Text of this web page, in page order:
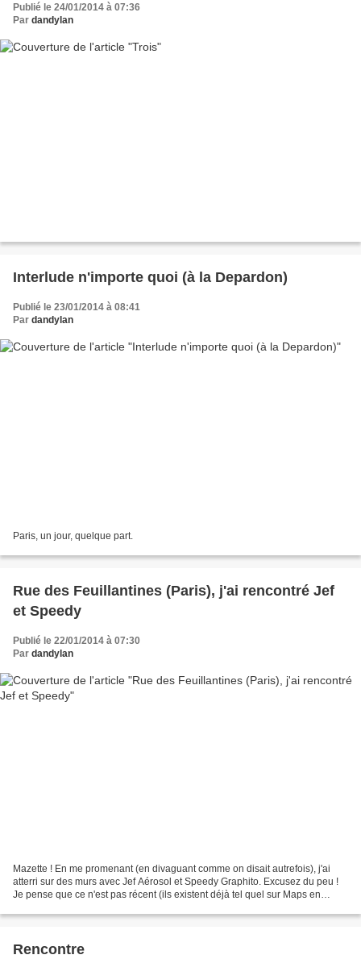
Publié le 24/01/2014 à 07:36
Par dandylan
Interlude n'importe quoi (à la Depardon)
Publié le 23/01/2014 à 08:41
Par dandylan
Paris, un jour, quelque part.
Rue des Feuillantines (Paris), j'ai rencontré Jef
et Speedy
Publié le 22/01/2014 à 07:30
Par dandylan
Mazette ! En me promenant (en divaguant comme on disait autrefois), j'ai
atterri sur des murs avec Jef Aérosol et Speedy Graphito. Excusez du peu !
Je pense que ce n'est pas récent (ils existent déjà tel quel sur Maps en
Rencontre